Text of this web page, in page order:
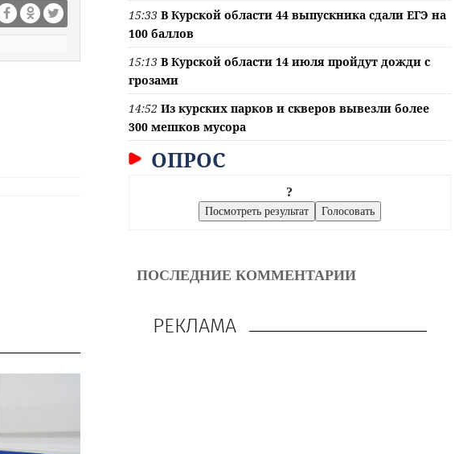
15:33 В Курской области 44 выпускника сдали ЕГЭ на
100 баллов
15:13 В Курской области 14 июля пройдут дожди с
грозами
14:52 Из курских парков и скверов вывезли более
300 мешков мусора
ОПРОС
?
ПОСЛЕДНИЕ КОММЕНТАРИИ
РЕКЛАМА